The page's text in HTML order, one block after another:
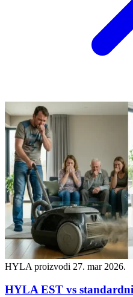
HYLA proizvodi 27. mar 2026.
HYLA EST vs